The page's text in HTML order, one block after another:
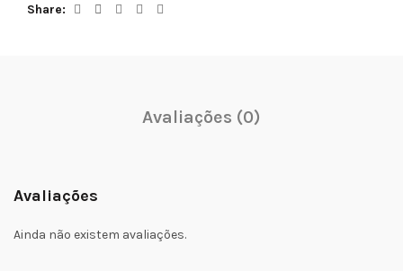
Share
Avaliações (0)
Avaliações
Ainda não existem avaliações.